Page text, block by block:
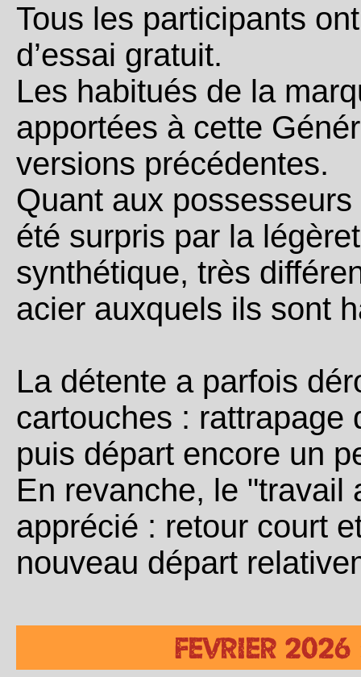
Tous les participants
d’essai gratuit.
Les habitués de la
apportées à cette
versions précédentes.
Quant aux
été surpris par la
synthétique, très
acier auxquels ils sont
La détente a parfois
cartouches : rattrapage
puis départ encore un
En revanche, le "travail
apprécié : retour court
nouveau départ
FEVRIER